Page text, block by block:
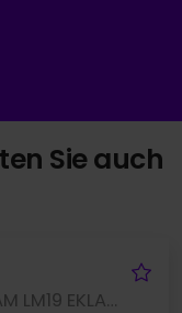
Sie auch
Q5 55 quattro HYBRID S LINE CAM LM19 EKLAPPE NAVI+